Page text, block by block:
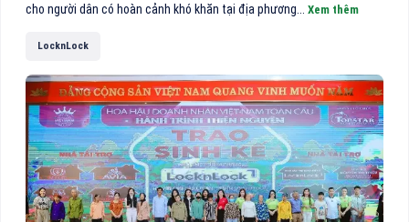
cho người dân có hoàn cảnh khó khăn tại địa phương... Xem thêm
LocknLock